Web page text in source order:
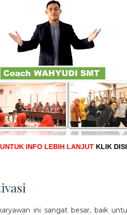
UNTUK INFO LEBIH LANJUT KLIK
ini sangat besar, baik